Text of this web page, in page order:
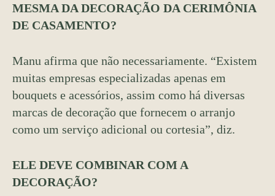
MESMA DA DECORAÇÃO DA CERIMÔNIA
DE CASAMENTO?
Manu afirma que não necessariamente. “Existem
muitas empresas especializadas apenas em
bouquets e acessórios, assim como há diversas
marcas de decoração que fornecem o arranjo
como um serviço adicional ou cortesia”, diz.
ELE DEVE COMBINAR COM A
DECORAÇÃO?